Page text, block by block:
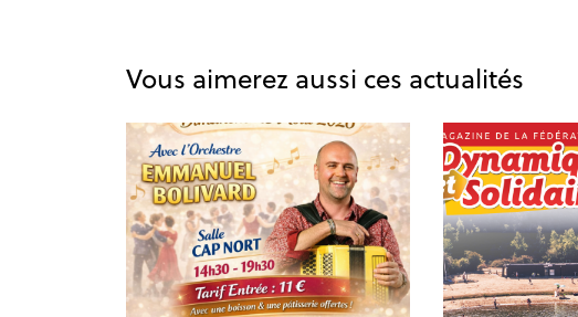
Vous aimerez aussi ces actualités